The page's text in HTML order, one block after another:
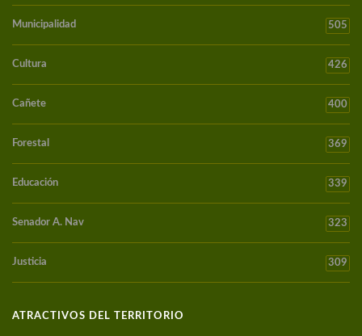
Municipalidad 505
Cultura 426
Cañete 400
Forestal 369
Educación 339
Senador A. Nav 323
Justicia 309
ATRACTIVOS DEL TERRITORIO